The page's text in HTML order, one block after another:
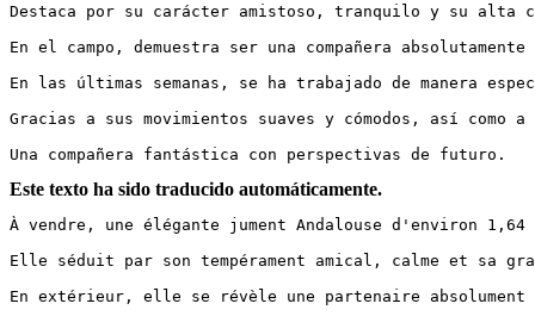
Destaca por su carácter amistoso, tranquilo y su alta
En el campo, demuestra ser una compañera
En las últimas semanas, se ha trabajado de manera
Gracias a sus movimientos suaves y cómodos, así
Una compañera fantástica con perspectivas de futuro.
Este texto ha sido traducido automáticamente.
À vendre, une élégante jument Andalouse d'environ
Elle séduit par son tempérament amical, calme et sa
En extérieur, elle se révèle une partenaire